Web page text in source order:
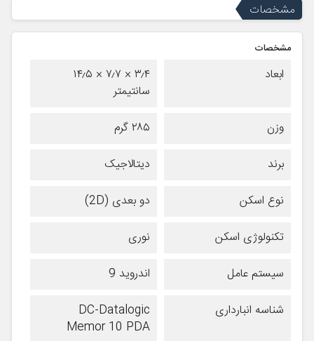
مشخصات
مشخصات
ابعاد
۳٫۴ × ۷٫۷ × ۱۴٫۵
سانتیمتر
وزن
۲۸۵ گرم
برند
دیتالاجیک
نوع اسکن
دو بعدی (2D)
تکنولوژی اسکن
نوری
سیستم عامل
اندروید 9
شناسه انبارداری
DC-Datalogic
Memor 10 PDA